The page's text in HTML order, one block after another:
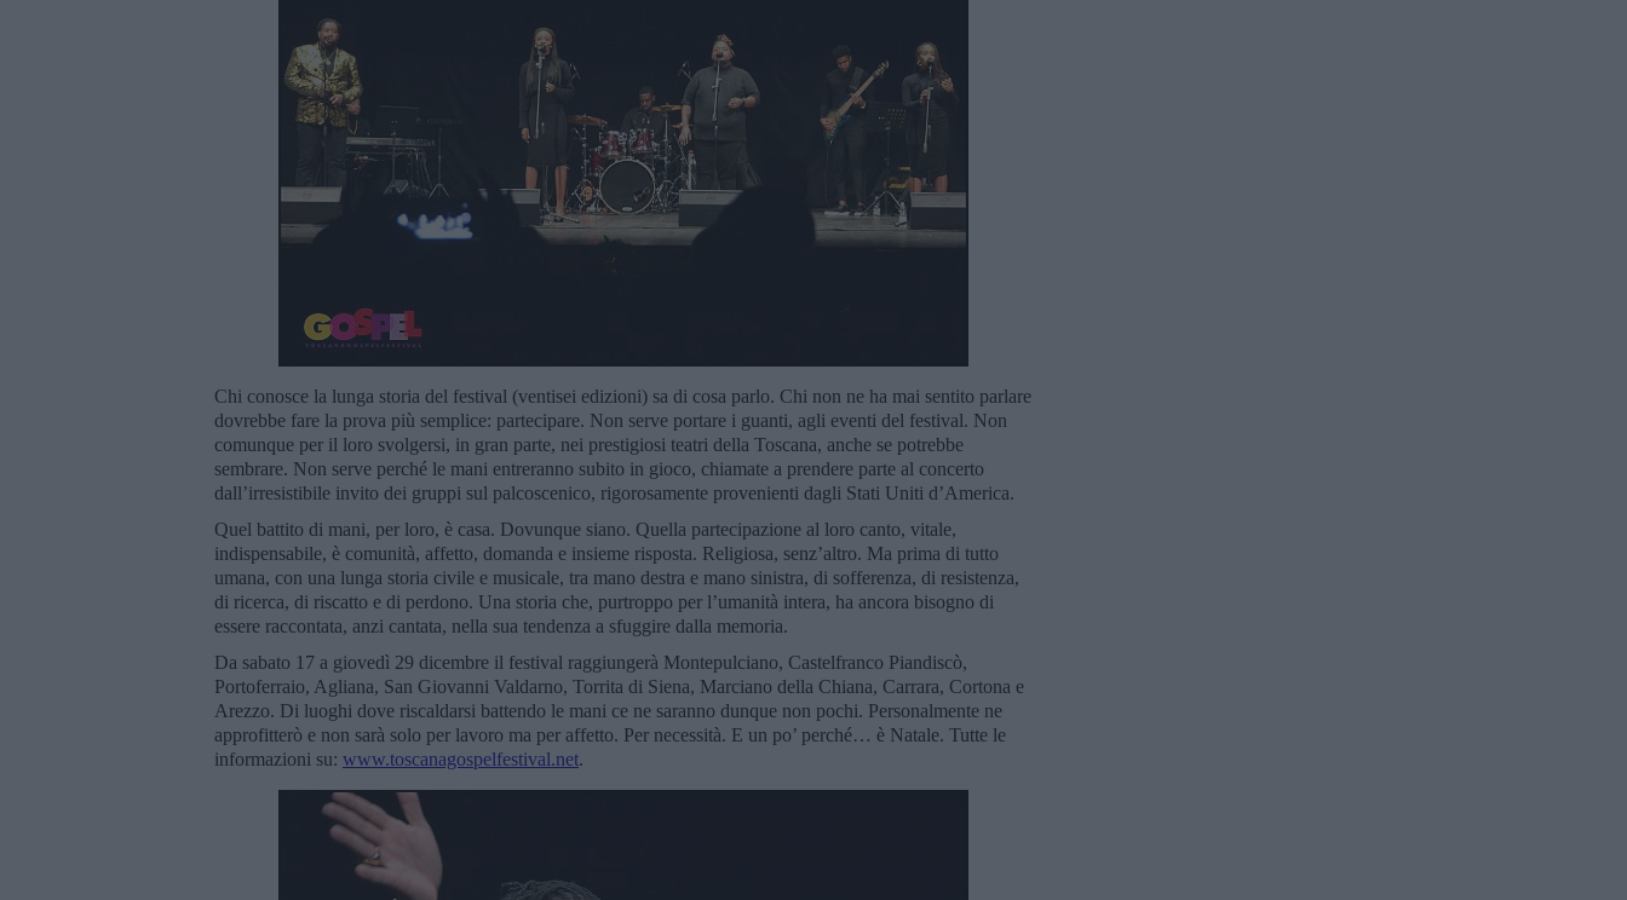
Chi conosce la lunga storia del festival (ventisei edizioni) sa di cosa parlo. Chi non ne ha mai sentito parlare
dovrebbe fare la prova più semplice: partecipare. Non serve portare i guanti, agli eventi del festival. Non
comunque per il loro svolgersi, in gran parte, nei prestigiosi teatri della Toscana, anche se potrebbe
sembrare. Non serve perché le mani entreranno subito in gioco, chiamate a prendere parte al concerto
dall’irresistibile invito dei gruppi sul palcoscenico, rigorosamente provenienti dagli Stati Uniti d’America.
Quel battito di mani, per loro, è casa. Dovunque siano. Quella partecipazione al loro canto, vitale,
indispensabile, è comunità, affetto, domanda e insieme risposta. Religiosa, senz’altro. Ma prima di tutto
umana, con una lunga storia civile e musicale, tra mano destra e mano sinistra, di sofferenza, di resistenza,
di ricerca, di riscatto e di perdono. Una storia che, purtroppo per l’umanità intera, ha ancora bisogno di
essere raccontata, anzi cantata, nella sua tendenza a sfuggire dalla memoria.
Da sabato 17 a giovedì 29 dicembre il festival raggiungerà Montepulciano, Castelfranco Piandiscò,
Portoferraio, Agliana, San Giovanni Valdarno, Torrita di Siena, Marciano della Chiana, Carrara, Cortona e
Arezzo. Di luoghi dove riscaldarsi battendo le mani ce ne saranno dunque non pochi. Personalmente ne
approfitterò e non sarà solo per lavoro ma per affetto. Per necessità. E un po’ perché… è Natale. Tutte le
informazioni su: www.toscanagospelfestival.net.